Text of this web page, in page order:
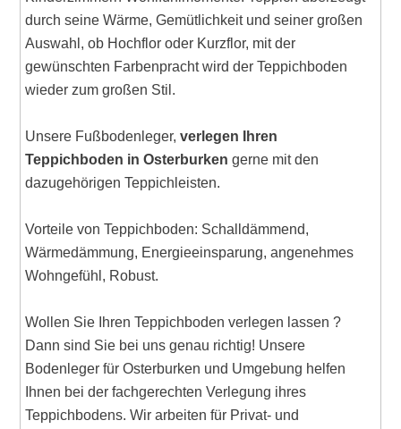
durch seine Wärme, Gemütlichkeit und seiner großen
Auswahl, ob Hochflor oder Kurzflor, mit der
gewünschten Farbenpracht wird der Teppichboden
wieder zum großen Stil.
Unsere Fußbodenleger,verlegen Ihren
Teppichboden in Osterburken gerne mit den
dazugehörigen Teppichleisten.
Vorteile von Teppichboden: Schalldämmend,
Wärmedämmung, Energieeinsparung, angenehmes
Wohngefühl, Robust.
Wollen Sie Ihren Teppichboden verlegen lassen ?
Dann sind Sie bei uns genau richtig! Unsere
Bodenleger für Osterburken und Umgebung helfen
Ihnen bei der fachgerechten Verlegung ihres
Teppichbodens. Wir arbeiten für Privat- und